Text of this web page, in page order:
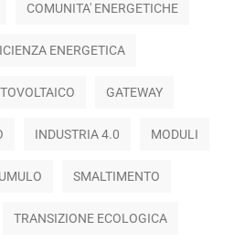
COMUNITA' ENERGETICHE
ENERGETICA
GATEWAY
INDUSTRIA 4.0 MODULI
SMALTIMENTO
TRANSIZIONE ECOLOGICA